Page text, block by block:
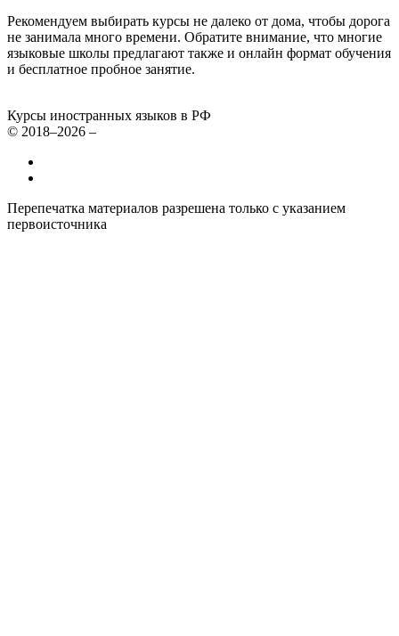
Рекомендуем выбирать курсы не далеко от дома, чтобы дорога
не занимала много времени. Обратите внимание, что многие
языковые школы предлагают также и онлайн формат обучения
и бесплатное пробное занятие.
Курсы иностранных языков в РФ
© 2018–2026 –
Перепечатка материалов разрешена только с указанием
первоисточника